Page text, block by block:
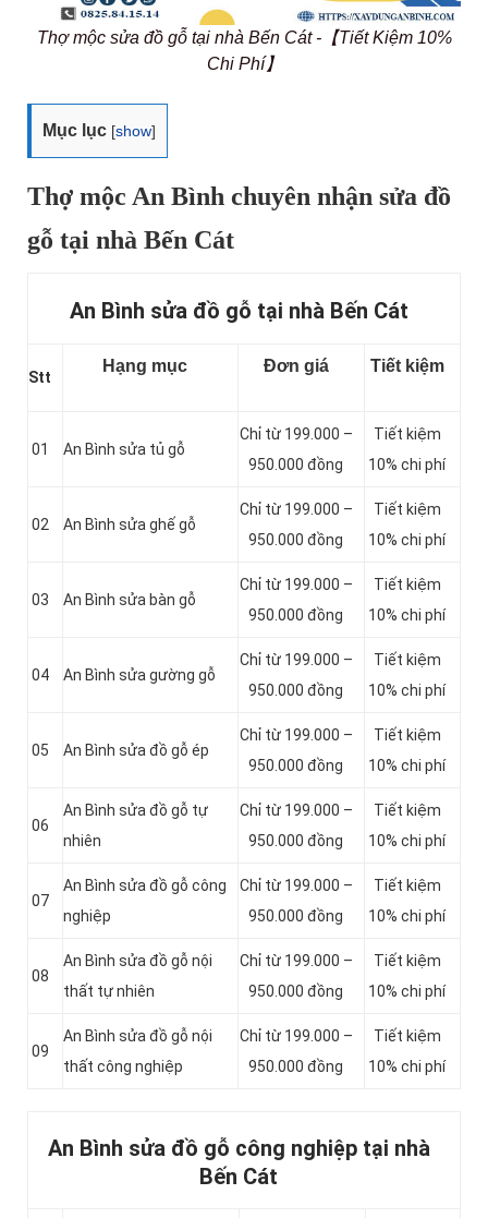
Thợ mộc sửa đồ gỗ tại nhà Bến Cát -【Tiết Kiệm 10%
Chi Phí】
Mục lục [show]
Thợ mộc An Bình chuyên nhận sửa đồ
gỗ tại nhà Bến Cát
An Bình sửa đồ gỗ tại nhà Bến Cát
Stt
Hạng mục Đơn giá Tiết kiệm
01 An Bình sửa tủ gỗ
Chỉ từ 199.000 –
950.000 đồng
Tiết kiệm
10% chi phí
02 An Bình sửa ghế gỗ
Chỉ từ 199.000 –
950.000 đồng
Tiết kiệm
10% chi phí
03 An Bình sửa bàn gỗ
Chỉ từ 199.000 –
950.000 đồng
Tiết kiệm
10% chi phí
04 An Bình sửa gường gỗ
Chỉ từ 199.000 –
950.000 đồng
Tiết kiệm
10% chi phí
05 An Bình sửa đồ gỗ ép
Chỉ từ 199.000 –
950.000 đồng
Tiết kiệm
10% chi phí
06
An Bình sửa đồ gỗ tự
nhiên
Chỉ từ 199.000 –
950.000 đồng
Tiết kiệm
10% chi phí
07
An Bình sửa đồ gỗ công
nghiệp
Chỉ từ 199.000 –
950.000 đồng
Tiết kiệm
10% chi phí
08
An Bình sửa đồ gỗ nội
thất tự nhiên
Chỉ từ 199.000 –
950.000 đồng
Tiết kiệm
10% chi phí
09
An Bình sửa đồ gỗ nội
thất công nghiệp
Chỉ từ 199.000 –
950.000 đồng
Tiết kiệm
10% chi phí
An Bình sửa đồ gỗ công nghiệp tại nhà
Bến Cát